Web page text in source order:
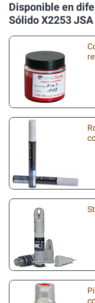
Disponible en
Sólido X2253 JSA